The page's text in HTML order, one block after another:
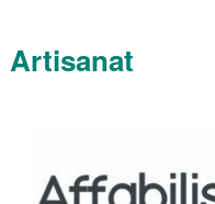
Artisanat